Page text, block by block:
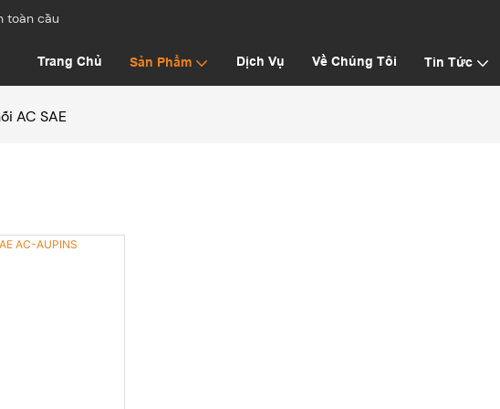
toàn cầu
Trang Chủ Sản Phẩm Dịch Vụ Về Chúng Tôi Tin Tức
AC SAE